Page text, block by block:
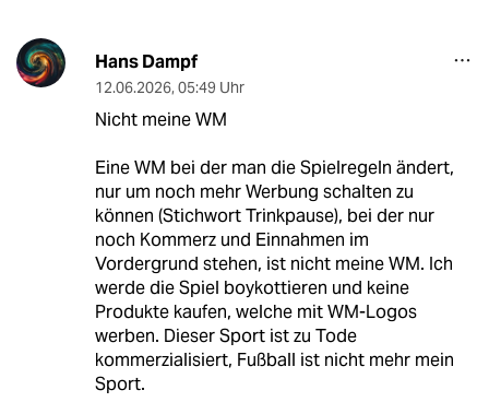
Hans Dampf
12.06.2026, 05:49 Uhr
Nicht meine WM
Eine WM bei der man die Spielregeln ändert,
nur um noch mehr Werbung schalten zu
können (Stichwort Trinkpause), bei der nur
noch Kommerz und Einnahmen im
Vordergrund stehen, ist nicht meine WM. Ich
werde die Spiel boykottieren und keine
Produkte kaufen, welche mit WM-Logos
werben. Dieser Sport ist zu Tode
kommerzialisiert, Fußball ist nicht mehr mein
Sport.